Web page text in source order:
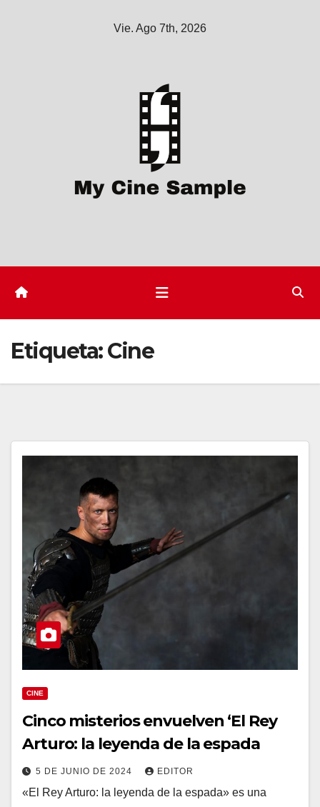
Vie. Ago 7th, 2026
Etiqueta:Cine
CINE
Cinco misterios envuelven ‘El Rey
Arturo: la leyenda de la espada
5 DE JUNIO DE 2024 EDITOR
«El Rey Arturo: la leyenda de la espada» es una